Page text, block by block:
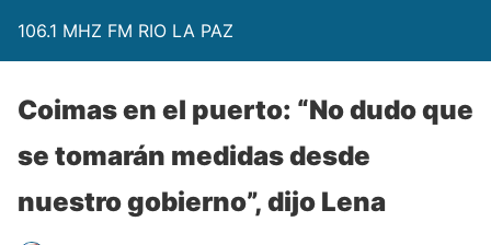
106.1 MHZ FM RIO LA PAZ
Coimas en el puerto: “No dudo que
se tomarán medidas desde
nuestro gobierno”, dijo Lena